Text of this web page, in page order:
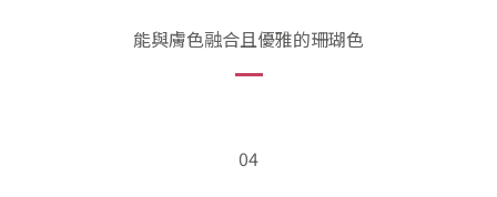
能與膚色融合且優雅的珊瑚色
04